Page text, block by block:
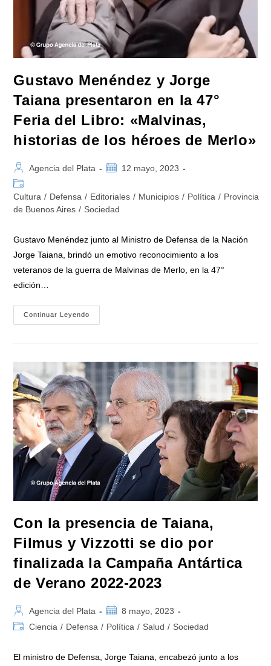
Gustavo Menéndez y Jorge
Taiana presentaron en la 47°
Feria del Libro: «Malvinas,
historias de los héroes de Merlo»
Autor
de
la
entrada:
Agencia del Plata
Publicación
entrada:
12 mayo, 2023
Categoría
de
la
Cultura / Defensa / Editoriales / Municipios / Política / Provincia
de Buenos Aires / Sociedad
Gustavo Menéndez junto al Ministro de Defensa de la Nación
Jorge Taiana, brindó un emotivo reconocimiento a los
veteranos de la guerra de Malvinas de Merlo, en la 47°
edición…
Continuar Leyendo
Menéndez
47°
Feria
Del
Libro:
«Malvinas,
Historias
De
Los
Héroes
De
Merlo»
Con la presencia de Taiana,
Filmus y Vizzotti se dio por
finalizada la Campaña Antártica
de Verano 2022-2023
Autor
de
Agencia del Plata
Publicación
de
8 mayo, 2023
Categoría
Ciencia / Defensa / Política / Salud / Sociedad
El ministro de Defensa, Jorge Taiana, encabezó junto a los